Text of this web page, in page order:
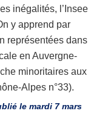
inégalités, l’Insee
y apprend par
représentées dans
en Auvergne-
minoritaires aux
Alpes n°33).
le mardi 7 mars